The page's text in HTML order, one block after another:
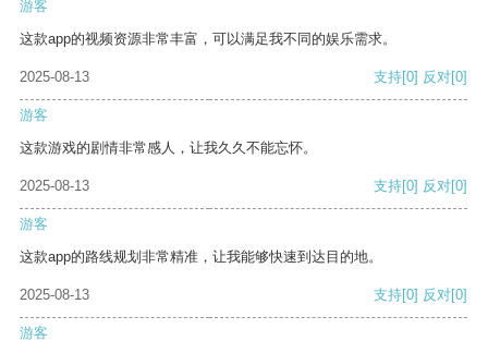
游客
这款app的视频资源非常丰富，可以满足我不同的娱乐需求。
2025-08-13 支持[0] 反对[0]
游客
这款游戏的剧情非常感人，让我久久不能忘怀。
2025-08-13 支持[0] 反对[0]
游客
这款app的路线规划非常精准，让我能够快速到达目的地。
2025-08-13 支持[0] 反对[0]
游客